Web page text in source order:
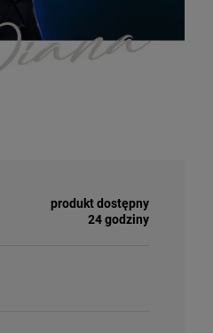
produkt dostępny
24 godziny